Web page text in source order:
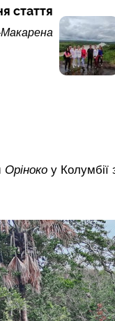
стаття
Макарена
Оріноко у Колумбії